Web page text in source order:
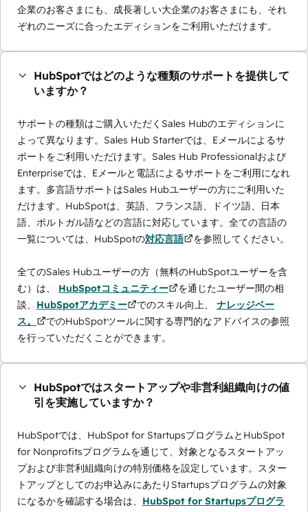
企業のお客さまにも、成長著しい大企業のお客さまにも、それ
ぞれのニーズに合ったエディションをご利用いただけます。
HubSpotではどのような種類のサポートを提供して
いますか？
サポートの種類はご購入いただくSales Hubのエディションに
よって異なります。Sales Hub Starterでは、Eメールによるサ
ポートをご利用いただけます。Sales Hub Professionalおよび
Enterpriseでは、Eメールと電話によるサポートをご利用になれ
ます。多言語サポートはSales Hubユーザーの方にご利用いた
だけます。HubSpotは、英語、フランス語、ドイツ語、日本
語、ポルトガル語などの言語に対応しています。全ての言語の
一覧については、HubSpotの対応言語 を参照してください。
全てのSales Hubユーザーの方（無料のHubSpotユーザーを含
む）は、 HubSpotコミュニティー
を通じたユーザー間の相
談、 HubSpotアカデミー でのスキル向上、 ナレッジベー
ス。
でのHubSpotツールに関する専門的なアドバイスの参照
を行っていただくことができます。
HubSpotではスタートアップや非営利組織向けの値
引を実施していますか？
HubSpotでは、HubSpot for StartupsプログラムとHubSpot
for Nonprofitsプログラムを通じて、対象となるスタートアッ
プおよび非営利組織向けの特別価格を設定しています。スター
トアップとしてのお申込みにあたりStartupsプログラムの対象
になるかを確認する場合は、 HubSpot for Startupsプログラ